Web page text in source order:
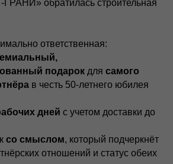
ГРАНИ» обратилась строительная
ответственная:
подарок для самого
в честь 50-летнего юбилея
дней с учетом доставки до
со смыслом, который подчеркнёт
отношений и статус обеих